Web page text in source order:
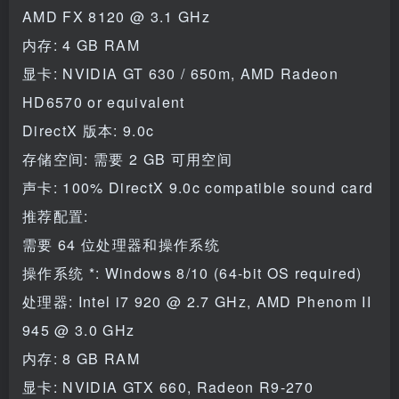
AMD FX 8120 @ 3.1 GHz
内存: 4 GB RAM
显卡: NVIDIA GT 630 / 650m, AMD Radeon
HD6570 or equivalent
DirectX 版本: 9.0c
存储空间: 需要 2 GB 可用空间
声卡: 100% DirectX 9.0c compatible sound card
推荐配置:
需要 64 位处理器和操作系统
操作系统 *: Windows 8/10 (64-bit OS required)
处理器: Intel i7 920 @ 2.7 GHz, AMD Phenom II
945 @ 3.0 GHz
内存: 8 GB RAM
显卡: NVIDIA GTX 660, Radeon R9-270